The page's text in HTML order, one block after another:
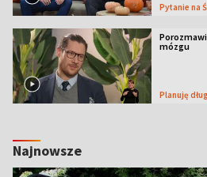
Pytanie na
mózgu
Planuję
Najnowsze